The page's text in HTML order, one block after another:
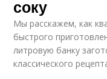
соку
Мы расскажем, как
быстрого
литровую банку
классического